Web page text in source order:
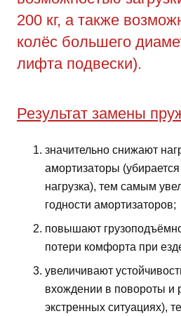
200 кг, а также
колёс большего
лифта подвески).
Результат замены
значительно снижают
амортизаторы
нагрузка), тем самым
годности амортизаторов;
повышают
потери комфорта при
увеличивают
вхождении в повороты и
экстренных ситуациях),